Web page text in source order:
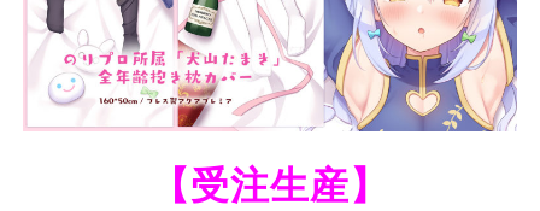
【受注生産】